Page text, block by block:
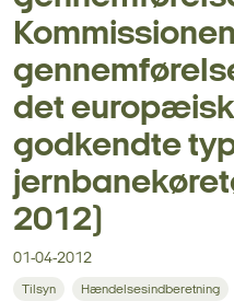
det
godkendte
2012)
01-04-2012
Tilsyn Hændelsesindberetning